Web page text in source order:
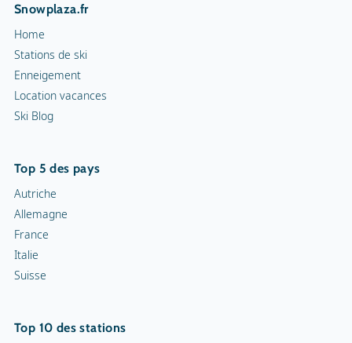
Sentiers de randonnée
Patinoire intérieure
Patinoire
Snowrafting
Traîneau à chiens
Motoneiges
Snowplaza.fr
Home
Stations de ski
Enneigement
Location vacances
Ski Blog
Top 5 des pays
Autriche
Allemagne
France
Italie
Suisse
Top 10 des stations